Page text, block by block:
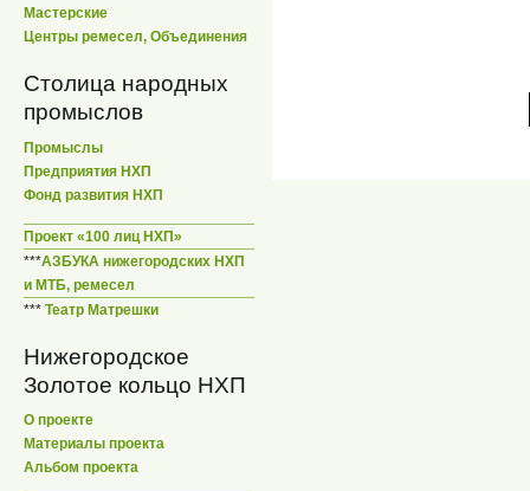
Мастерские
Центры ремесел, Объединения
Столица народных
промыслов
Промыслы
Предприятия НХП
Фонд развития НХП
Проект «100 лиц НХП»
***АЗБУКА нижегородских НХП
и МТБ, ремесел
*** Театр Матрешки
Нижегородское
Золотое кольцо НХП
О проекте
Материалы проекта
Альбом проекта